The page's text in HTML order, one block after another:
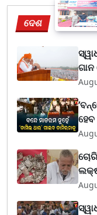
ଦେଶ
ଗାନ
ହେବ